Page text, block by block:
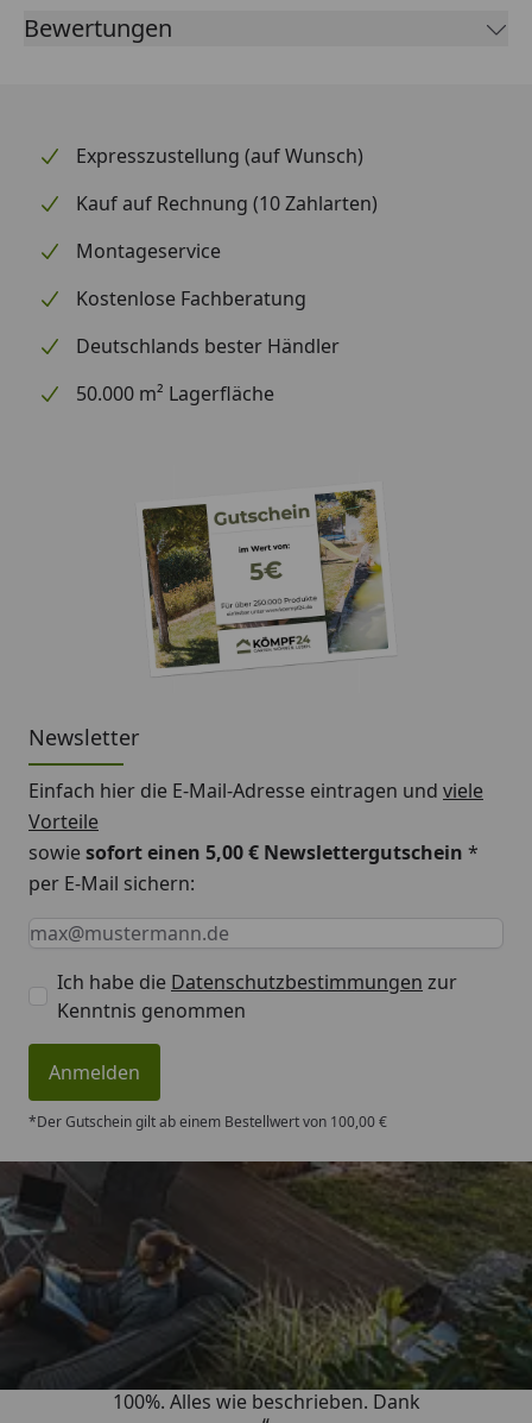
durch die Verbundkehlen entsteht beim Versetzen
Bewertungen
Expresszustellung (auf Wunsch)
Kauf auf Rechnung (10 Zahlarten)
Montageservice
Kostenlose Fachberatung
Deutschlands bester Händler
50.000 m² Lagerfläche
Newsletter
Einfach hier die E-Mail-Adresse eintragen und viele
Vorteile
sowiesofort einen 5,00 € Newslettergutschein *
per E-Mail sichern:
Keine Eingabe erforderlich
Eingabe erforderlich
E-Mail *
Ich habe die Datenschutzbestimmungen zur
Kenntnis genommen
Anmelden
*Der Gutschein gilt ab einem Bestellwert von 100,00 €
Trusted Shops
4,83/ 5
„Super schnell gelifert. Ware passt
100%. Alles wie beschrieben. Dank